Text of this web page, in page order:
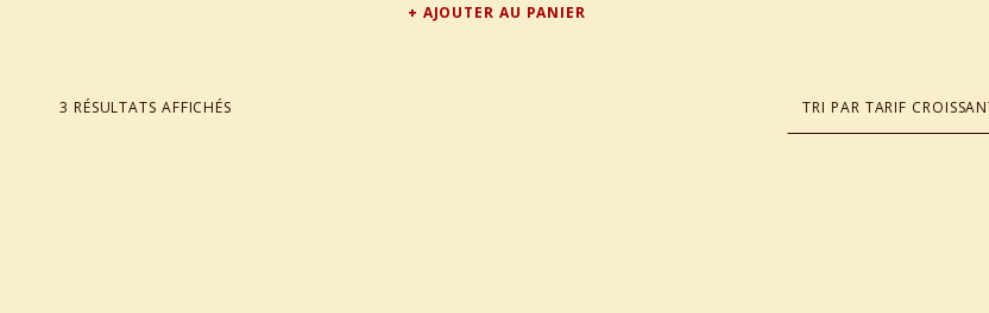
AJOUTER AU PANIER
3 RÉSULTATS AFFICHÉS